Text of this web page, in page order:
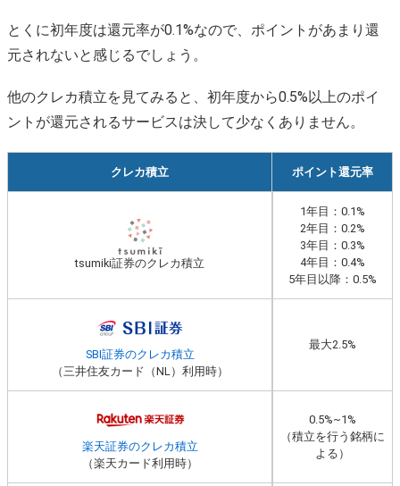
とくに初年度は還元率が0.1%なので、ポイントがあまり還
元されないと感じるでしょう。
他のクレカ積立を見てみると、初年度から0.5%以上のポイ
ントが還元されるサービスは決して少なくありません。
クレカ積立 ポイント還元率
tsumiki証券のクレカ積立
1年目：0.1%
2年目：0.2%
3年目：0.3%
4年目：0.4%
5年目以降：0.5%
SBI証券のクレカ積立
（三井住友カード（NL）利用時）
最大2.5%
楽天証券のクレカ積立
（楽天カード利用時）
0.5%~1%
（積立を行う銘柄に
よる）